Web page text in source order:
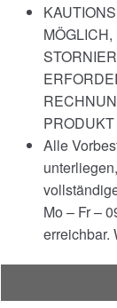
Alle
Mo – Fr –
erreichbar.